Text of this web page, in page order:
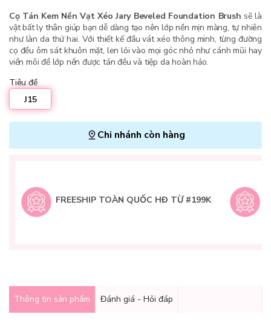
Cọ Tán Kem Nền Vạt Xéo Jary Beveled Foundation Brush sẽ là
vật bất ly thân giúp bạn dễ dàng tạo nên lớp nền mịn màng, tự nhiên
như làn da thứ hai. Với thiết kế đầu vát xéo thông minh, từng đường
cọ đều ôm sát khuôn mặt, len lỏi vào mọi góc nhỏ như cánh mũi hay
viền môi để lớp nền được tán đều và tiệp da hoàn hảo.
Tiêu đề
J15
Chi nhánh còn hàng
FREESHIP TOÀN QUỐC HĐ TỪ #199K
Thông tin sản phẩm Đánh giá - Hỏi đáp